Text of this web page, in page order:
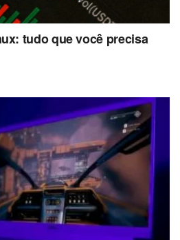
tudo que você precisa